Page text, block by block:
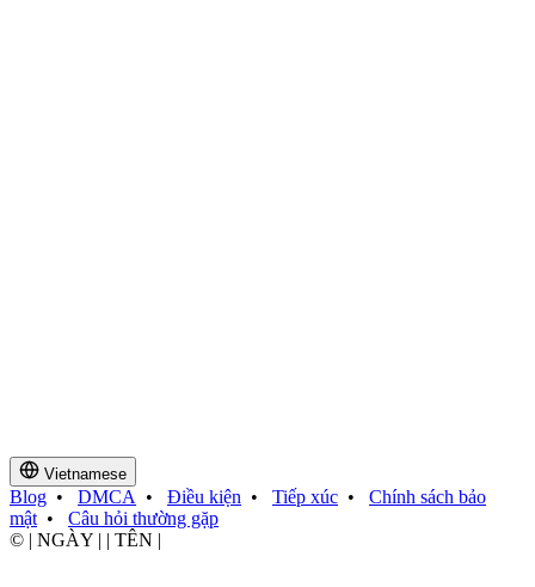
Vietnamese
Blog • DMCA • Điều kiện • Tiếp xúc • Chính sách bảo
mật• Câu hỏi thường gặp
© | NGÀY | | TÊN |